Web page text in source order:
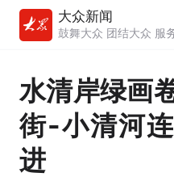
大众新闻
鼓舞大众 团结大众 服
水清岸绿画
街-小清河
进